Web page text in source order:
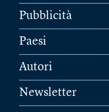
Pubblicità
Paesi
Autori
Newsletter